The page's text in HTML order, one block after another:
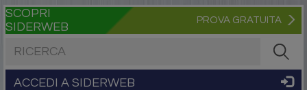
SCOPRI
SIDERWEB
PROVA GRATUITA
ACCEDI A SIDERWEB